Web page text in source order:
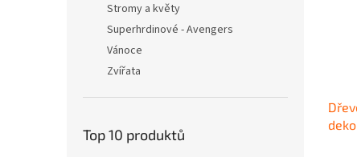
Stromy a květy
Superhrdinové - Avengers
Vánoce
Zvířata
Top 10 produktů